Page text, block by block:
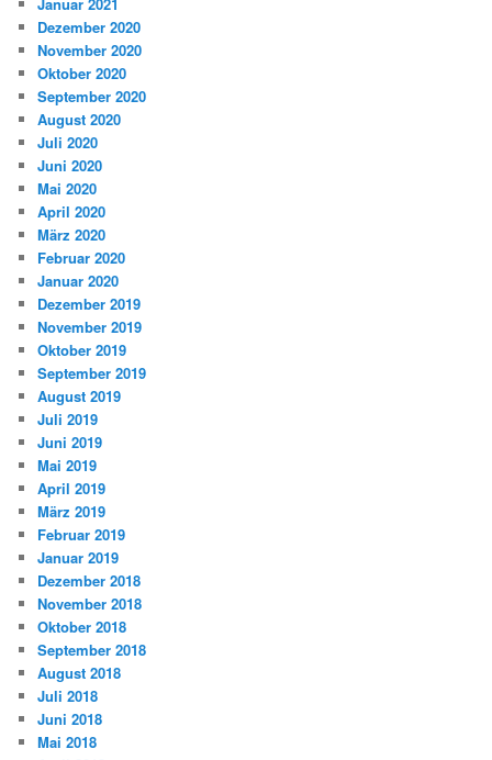
Dezember 2020
November 2020
Oktober 2020
September 2020
August 2020
Juli 2020
Juni 2020
Mai 2020
April 2020
März 2020
Februar 2020
Januar 2020
Dezember 2019
November 2019
Oktober 2019
September 2019
August 2019
Juli 2019
Juni 2019
Mai 2019
April 2019
März 2019
Februar 2019
Januar 2019
Dezember 2018
November 2018
Oktober 2018
September 2018
August 2018
Juli 2018
Juni 2018
Mai 2018